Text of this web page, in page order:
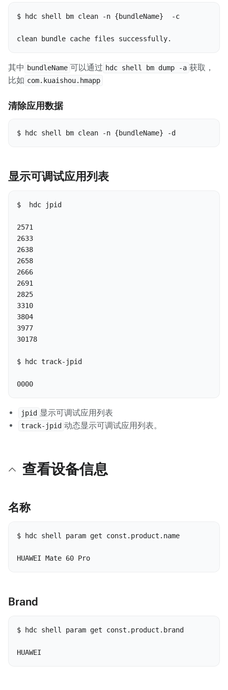
$ hdc shell bm clean -n {bundleName}  -c
clean bundle cache files successfully.
其中 bundleName 可以通过 hdc shell bm dump -a 获取，
比如 com.kuaishou.hmapp
清除应用数据
$ hdc shell bm clean -n {bundleName} -d
显示可调试应用列表
$  hdc jpid
2571
2633
2638
2658
2666
2691
2825
3310
3804
3977
30178
$ hdc track-jpid
0000
jpid 显示可调试应用列表
track-jpid 动态显示可调试应用列表。
查看设备信息
名称
$ hdc shell param get
HUAWEI Mate 60 Pro
Brand
$ hdc shell param get const.product.brand
HUAWEI